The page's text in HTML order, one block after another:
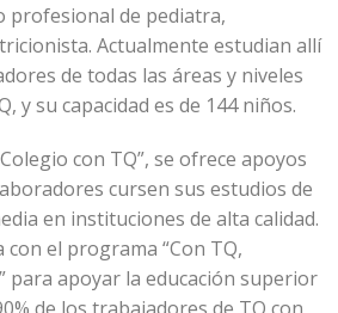
profesional de pediatra,
Actualmente estudian allí
de todas las áreas y niveles
y su capacidad es de 144 niños.
con TQ”, se ofrece apoyos
cursen sus estudios de
en instituciones de alta calidad.
con el programa “Con TQ,
para apoyar la educación superior